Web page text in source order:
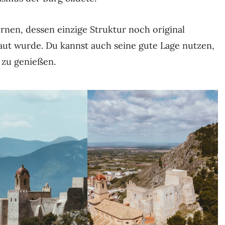
dessen einzige Struktur noch original
wurde. Du kannst auch seine gute Lage nutzen,
genießen.